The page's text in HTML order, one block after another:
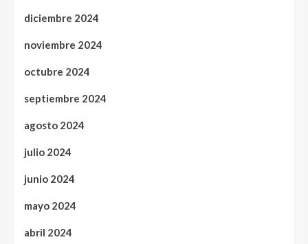
diciembre 2024
noviembre 2024
octubre 2024
septiembre 2024
agosto 2024
julio 2024
junio 2024
mayo 2024
abril 2024